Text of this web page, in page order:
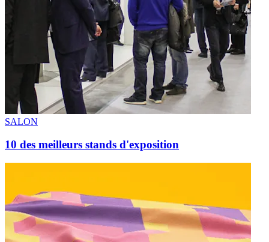
SALON
10 des meilleurs stands d'exposition